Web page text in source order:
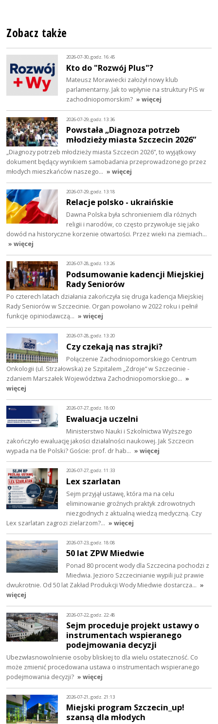
Zobacz także
2026-07-30, godz. 16:45
Kto do "Rozwój Plus"?
Mateusz Morawiecki założył nowy klub
parlamentarny. Jak to wpłynie na struktury PiS w
zachodniopomorskim? » więcej
2026-07-29, godz. 13:36
Powstała „Diagnoza potrzeb
młodzieży miasta Szczecin 2026”
„Diagnozy potrzeb młodzieży miasta Szczecin 2026”, to wyjątkowy
dokument będący wynikiem samobadania przeprowadzonego przez
młodych mieszkańców naszego… » więcej
2026-07-29, godz. 13:18
Relacje polsko - ukraińskie
Dawna Polska była schronieniem dla różnych
religii i narodów, co często przywołuje się jako
dowód na historyczne korzenie otwartości. Przez wieki na ziemiach…
» więcej
2026-07-28, godz. 13:26
Podsumowanie kadencji Miejskiej
Rady Seniorów
Po czterech latach działania zakończyła się druga kadencja Miejskiej
Rady Seniorów w Szczecinie. Organ powołano w 2022 roku i pełnił
funkcje opiniodawczą… » więcej
2026-07-28, godz. 13:20
Czy czekają nas strajki?
Połączenie Zachodniopomorskiego Centrum
Onkologii (ul. Strzałowska) ze Szpitalem „Zdroje” w Szczecinie -
zdaniem Marszałek Województwa Zachodniopomorskiego… »
więcej
2026-07-27, godz. 18:00
Ewaluacja uczelni
Ministerstwo Nauki i Szkolnictwa Wyższego
zakończyło ewaluację jakości działalności naukowej. Jak Szczecin
wypada na tle Polski? Goście: prof. dr hab… » więcej
2026-07-27, godz. 11:33
Lex szarlatan
Sejm przyjął ustawę, która ma na celu
eliminowanie groźnych praktyk zdrowotnych
niezgodnych z aktualną wiedzą medyczną. Czy
Lex szarlatan zagrozi zielarzom?… » więcej
2026-07-23, godz. 18:08
50 lat ZPW Miedwie
Ponad 80 procent wody dla Szczecina pochodzi z
Miedwia. Jezioro Szczecinianie wypili już prawie
dwukrotnie. Od 50 lat Zakład Produkcji Wody Miedwie dostarcza… »
więcej
2026-07-22, godz. 22:48
Sejm proceduje projekt ustawy o
instrumentach wspieranego
podejmowania decyzji
Ubezwłasnowolnienie osoby bliskiej to dla wielu ostateczność. Co
może zmienić procedowana ustawa o instrumentach wspieranego
podejmowania decyzji? » więcej
2026-07-21, godz. 21:13
Miejski program Szczecin_up!
szansą dla młodych